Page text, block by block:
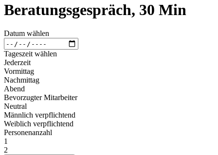
Beratungsgespräch, 30 Min
Datum wählen
Tageszeit wählen
Jederzeit
Vormittag
Nachmittag
Abend
Bevorzugter Mitarbeiter
Neutral
Männlich verpflichtend
Weiblich verpflichtend
Personenanzahl
1
2